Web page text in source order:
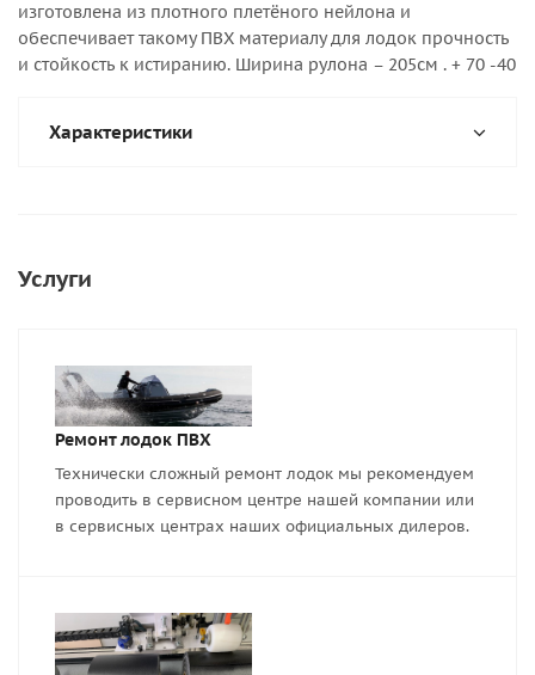
изготовлена из плотного плетёного нейлона и
обеспечивает такому ПВХ материалу для лодок прочность
и стойкость к истиранию. Ширина рулона – 205см . + 70 -40
Характеристики
Услуги
Ремонт лодок ПВХ
Технически сложный ремонт лодок мы рекомендуем
проводить в сервисном центре нашей компании или
в сервисных центрах наших официальных дилеров.